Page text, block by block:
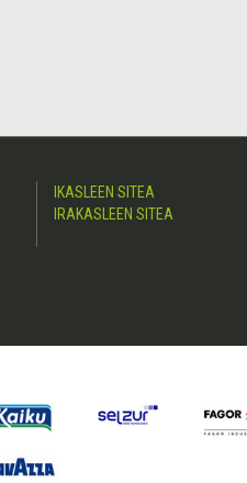
IKASLEEN SITEA
IRAKASLEEN SITEA